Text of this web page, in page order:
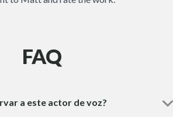
FAQ
a este actor de voz?